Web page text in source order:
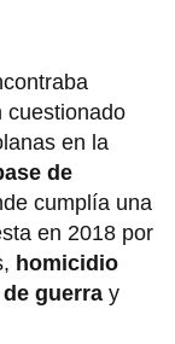
cuestionado
en la
de
cumplía una
en 2018 por
homicidio
guerra y